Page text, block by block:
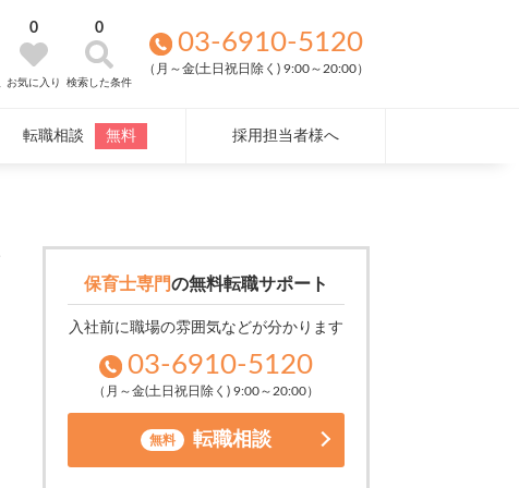
0
お気に入り
0
検索した条件
03-6910-5120
（月～金(土日祝日除く) 9:00～20:00）
転職相談 無料 採用担当者様へ
保育士専門の無料転職サポート
入社前に職場の雰囲気などが分かります
03-6910-5120
（月～金(土日祝日除く) 9:00～20:00）
無料 転職相談